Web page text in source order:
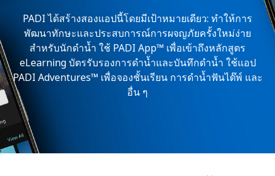
PADI ได้สร้างสองแอปนี้โดยมีเป้าหมายเดียว: ทำให้การ
พัฒนาทักษะและประสบการณ์การผจญภัยครั้งใหม่ง่าย
สำหรับนักดำน้ำ ใช้ PADI App™ เพื่อเข้าถึงหลักสูตร
eLearning บัตรรับรองการดำน้ำและบันทึกดำน้ำ ใช้แอป
PADI Adventures™ เพื่อจองชั้นเรียน การดำน้ำฟันได๊พ์ และ
อื่น ๆ